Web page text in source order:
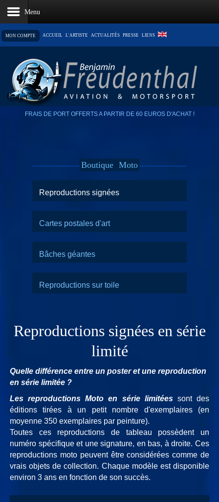
MON COMPTE ACCUEIL L'ARTISTE ACTUALITÉS PRESSE LIENS
FRAIS DE PORT OFFERTS A PARTIR DE 60 EUROS D'ACHAT !
Boutique Moto
Reproductions signées
Cartes postales d'art
Bâches géantes
Reproductions sur toile
Reproductions signées en série
limité
Quelle différence entre un poster et une reproduction
en série limitée ?
Les reproductions Moto en série limitéessont des
éditions tirées à un petit nombre d'exemplaires (en
moyenne 350 exemplaires par peinture).
Toutes ces reproductions de tableau possèdent un
numéro spécifique et une signature, en bas, à droite. Ces
reproductions moto peuvent être considérées comme de
vrais objets de collection. Chaque modèle est disponible
environ 3 ans en fonction de son succès.